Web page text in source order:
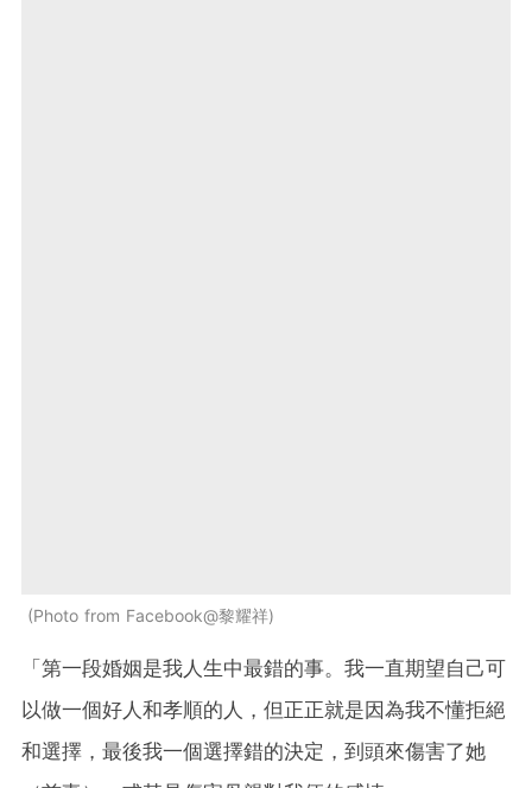
Photo from Facebook@黎耀祥
「第一段婚姻是我人生中最錯的事。我一直期望自己可
以做一個好人和孝順的人，但正正就是因為我不懂拒絕
和選擇，最後我一個選擇錯的決定，到頭來傷害了她